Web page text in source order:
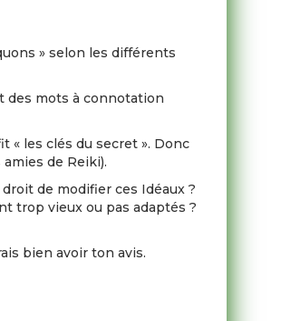
» selon les différents
des mots à connotation
« les clés du secret ». Donc
de Reiki).
de modifier ces Idéaux ?
trop vieux ou pas adaptés ?
bien avoir ton avis.